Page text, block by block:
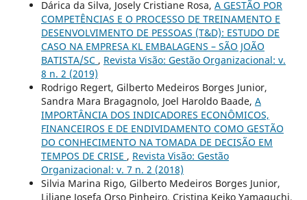
Dárica da Silva, Josely Cristiane Rosa, A GESTÃO POR
COMPETÊNCIAS E O PROCESSO DE TREINAMENTO E
DESENVOLVIMENTO DE PESSOAS (T&D): ESTUDO DE
CASO NA EMPRESA KL EMBALAGENS – SÃO JOÃO
BATISTA/SC , Revista Visão: Gestão Organizacional: v.
8 n. 2 (2019)
Rodrigo Regert, Gilberto Medeiros Borges Junior,
Sandra Mara Bragagnolo, Joel Haroldo Baade, A
IMPORTÂNCIA DOS INDICADORES ECONÔMICOS,
FINANCEIROS E DE ENDIVIDAMENTO COMO GESTÃO
DO CONHECIMENTO NA TOMADA DE DECISÃO EM
TEMPOS DE CRISE , Revista Visão: Gestão
Organizacional: v. 7 n. 2 (2018)
Silvia Marina Rigo, Gilberto Medeiros Borges Junior,
Liliane Josefa Orso Pinheiro, Cristina Keiko Yamaguchi,